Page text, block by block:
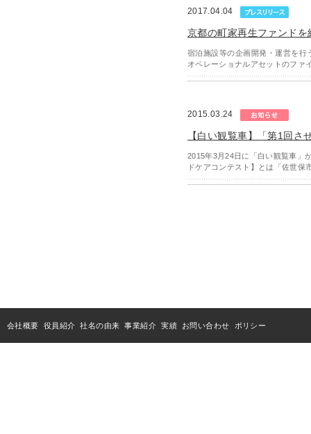
2017.04.04
京都の町家再生ファンドを
宿泊施設等の企画開発・運営を行
オペレーショナルアセットのファ
2015.03.24
【白い観覧車】「第1回
2015年3月24日に「白い観覧車」
ドケアコンテスト】とは「佐世
会社概要 役員紹介 社名の由来 事業紹介 実績 お問い合わせ ポリシー